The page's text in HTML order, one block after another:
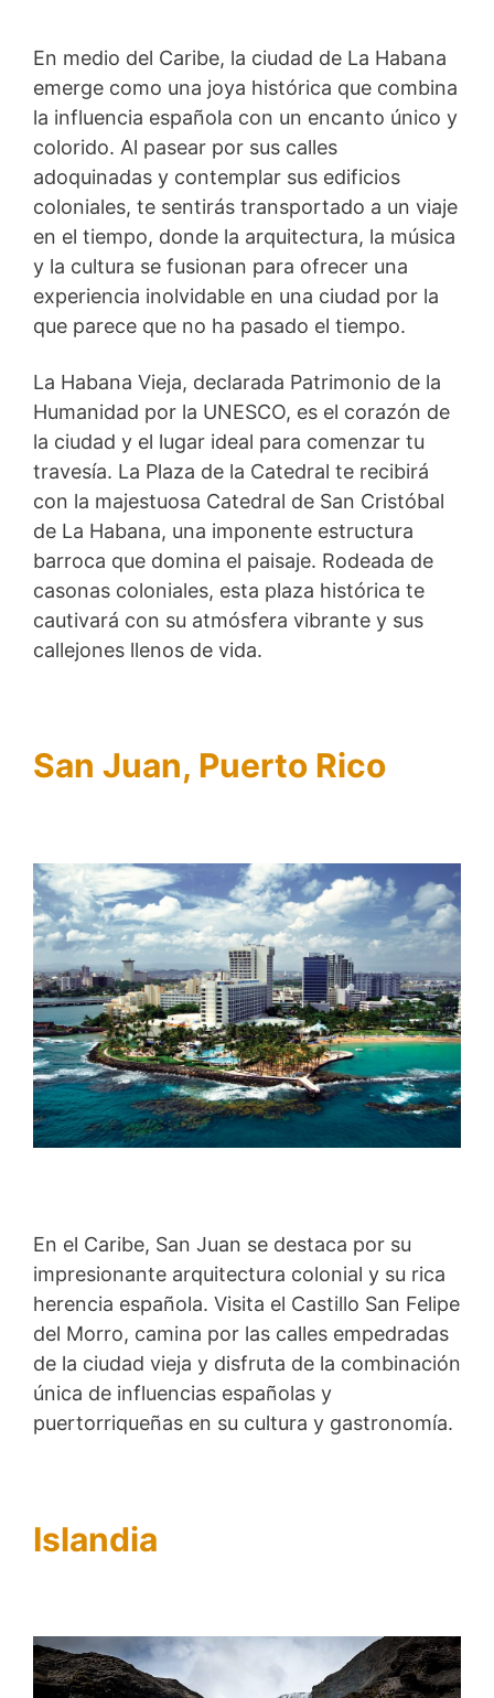
En medio del Caribe, la ciudad de La Habana
emerge como una joya histórica que combina
la influencia española con un encanto único y
colorido. Al pasear por sus calles
adoquinadas y contemplar sus edificios
coloniales, te sentirás transportado a un viaje
en el tiempo, donde la arquitectura, la música
y la cultura se fusionan para ofrecer una
experiencia inolvidable en una ciudad por la
que parece que no ha pasado el tiempo.
La Habana Vieja, declarada Patrimonio de la
Humanidad por la UNESCO, es el corazón de
la ciudad y el lugar ideal para comenzar tu
travesía. La Plaza de la Catedral te recibirá
con la majestuosa Catedral de San Cristóbal
de La Habana, una imponente estructura
barroca que domina el paisaje. Rodeada de
casonas coloniales, esta plaza histórica te
cautivará con su atmósfera vibrante y sus
callejones llenos de vida.
San Juan, Puerto Rico
En el Caribe, San Juan se destaca por su
impresionante arquitectura colonial y su rica
herencia española. Visita el Castillo San Felipe
del Morro, camina por las calles empedradas
de la ciudad vieja y disfruta de la combinación
única de influencias españolas y
puertorriqueñas en su cultura y gastronomía.
Islandia